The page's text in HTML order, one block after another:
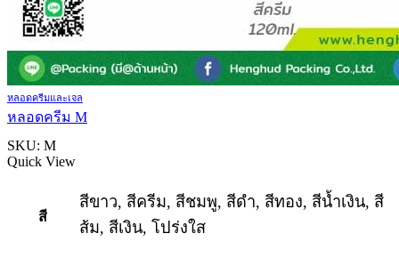
หลอดครีมและเจล
หลอดครีม M
SKU: M
Quick View
สี
สีขาว, สีครีม, สีชมพู, สีดำ, สีทอง, สีน้ำเงิน, สี
ส้ม, สีเงิน, โปร่งใส